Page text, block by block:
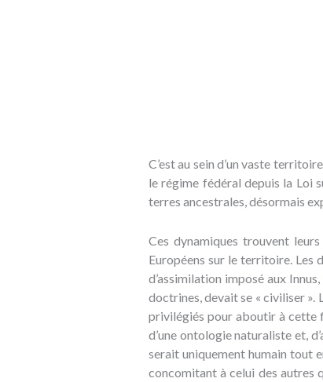
C’est au sein d’un vaste
le régime fédéral depuis la Loi
terres ancestrales, désormais
Ces dynamiques trouvent
Européens sur le territoire. Les
d’assimilation imposé aux
doctrines, devait se « civiliser ».
privilégiés pour aboutir à cette
d’une ontologie naturaliste et,
serait uniquement humain tout
concomitant à celui des autres